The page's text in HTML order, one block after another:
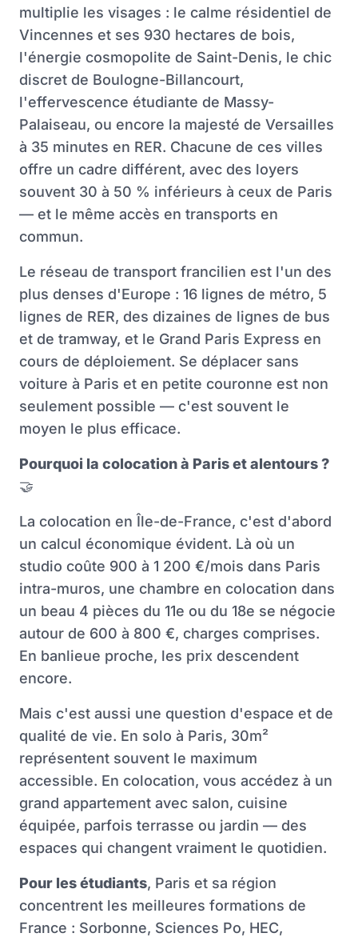
multiplie les visages : le calme résidentiel de
Vincennes et ses 930 hectares de bois,
l'énergie cosmopolite de Saint-Denis, le chic
discret de Boulogne-Billancourt,
l'effervescence étudiante de Massy-
Palaiseau, ou encore la majesté de Versailles
à 35 minutes en RER. Chacune de ces villes
offre un cadre différent, avec des loyers
souvent 30 à 50 % inférieurs à ceux de Paris
— et le même accès en transports en
commun.
Le réseau de transport francilien est l'un des
plus denses d'Europe : 16 lignes de métro, 5
lignes de RER, des dizaines de lignes de bus
et de tramway, et le Grand Paris Express en
cours de déploiement. Se déplacer sans
voiture à Paris et en petite couronne est non
seulement possible — c'est souvent le
moyen le plus efficace.
Pourquoi la colocation à Paris et alentours ?
🤝
La colocation en Île-de-France, c'est d'abord
un calcul économique évident. Là où un
studio coûte 900 à 1 200 €/mois dans Paris
intra-muros, une chambre en colocation dans
un beau 4 pièces du 11e ou du 18e se négocie
autour de 600 à 800 €, charges comprises.
En banlieue proche, les prix descendent
encore.
Mais c'est aussi une question d'espace et de
qualité de vie. En solo à Paris, 30m²
représentent souvent le maximum
accessible. En colocation, vous accédez à un
grand appartement avec salon, cuisine
équipée, parfois terrasse ou jardin — des
espaces qui changent vraiment le quotidien.
Pour les étudiants, Paris et sa région
concentrent les meilleures formations de
France : Sorbonne, Sciences Po, HEC,